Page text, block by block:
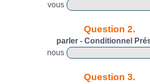
vous
Question 2.
parler - Conditionnel
nous
Question 3.